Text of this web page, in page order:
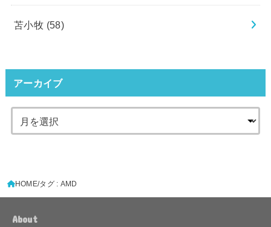
苫小牧 (58)
アーカイブ
HOME タグ : AMD
About